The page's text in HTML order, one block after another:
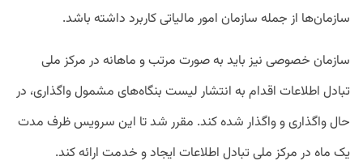
سازمان‌ها از جمله سازمان امور مالیاتی کاربرد داشته باشد.
سازمان خصوصی نیز باید به صورت مرتب و ماهانه در مرکز ملی
تبادل اطلاعات اقدام به انتشار لیست بنگاه‌های مشمول واگذاری، در
حال واگذاری و واگذار شده کند. مقرر شد تا این سرویس ظرف مدت
یک ماه در مرکز ملی تبادل اطلاعات ایجاد و خدمت ارائه کند.